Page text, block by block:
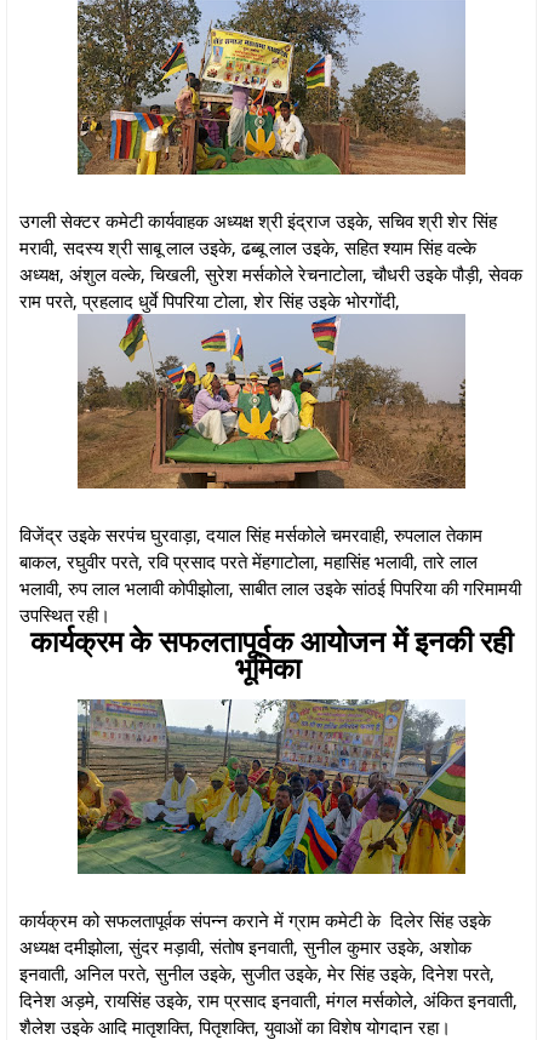
उगली सेक्टर कमेटी कार्यवाहक अध्यक्ष श्री इंद्राज उइके, सचिव श्री शेर सिंह
मरावी, सदस्य श्री साबू लाल उइके, ढब्बू लाल उइके, सहित श्याम सिंह वल्के
अध्यक्ष, अंशुल वल्के, चिखली, सुरेश मर्सकोले रेचनाटोला, चौधरी उइके पौड़ी, सेवक
राम परते, प्रहलाद धुर्वे पिपरिया टोला, शेर सिंह उइके भोरगोंदी,
विजेंद्र उइके सरपंच घुरवाड़ा, दयाल सिंह मर्सकोले चमरवाही, रुपलाल तेकाम
बाकल, रघुवीर परते, रवि प्रसाद परते मेंहगाटोला, महासिंह भलावी, तारे लाल
भलावी, रुप लाल भलावी कोपीझोला, साबीत लाल उइके सांठई पिपरिया की गरिमामयी
उपस्थित रही।
कार्यक्रम के सफलतापूर्वक आयोजन में इनकी रही
भूमिका
कार्यक्रम को सफलतापूर्वक संपन्न कराने में ग्राम कमेटी के दिलेर सिंह उइके
अध्यक्ष दमीझोला, सुंदर मड़ावी, संतोष इनवाती, सुनील कुमार उइके, अशोक
इनवाती, अनिल परते, सुनील उइके, सुजीत उइके, मेर सिंह उइके, दिनेश परते,
दिनेश अड़मे, रायसिंह उइके, राम प्रसाद इनवाती, मंगल मर्सकोले, अंकित इनवाती,
शैलेश उइके आदि मातृशक्ति, पितृशक्ति, युवाओं का विशेष योगदान रहा।